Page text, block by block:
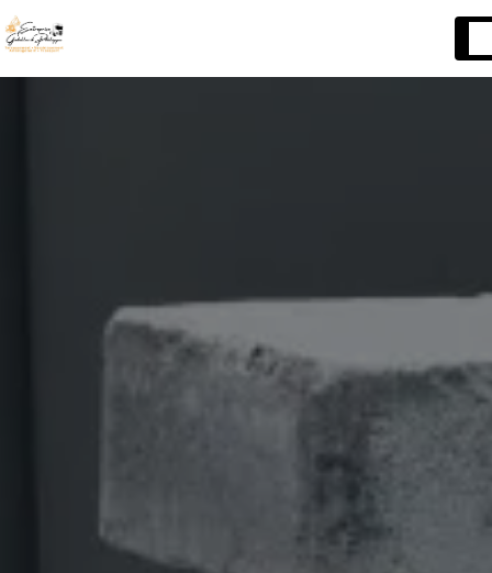
Panneau de gestion des cookies